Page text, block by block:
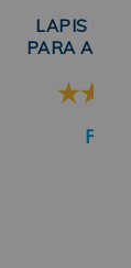
LAPIS GIZ
PARA
R$